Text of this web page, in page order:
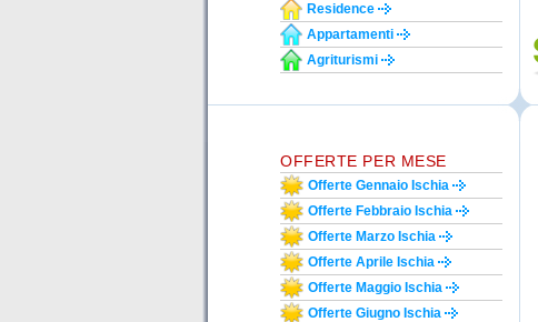
Residence
Appartamenti
Agriturismi
OFFERTE PER MESE
Offerte Gennaio Ischia
Offerte Febbraio Ischia
Offerte Marzo Ischia
Offerte Aprile Ischia
Offerte Maggio Ischia
Offerte Giugno Ischia